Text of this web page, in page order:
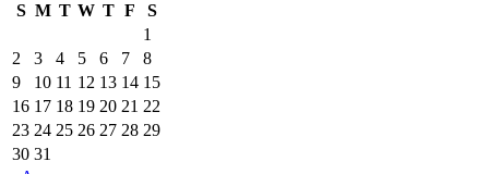
S M T W T F
S
1
2
3 4 5 6 7
8
9
10 11 12 13 14 15
16 17 18 19 20 21 22
23 24 25 26 27 28 29
30 31